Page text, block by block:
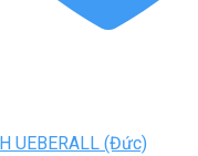
UEBERALL (Đức)